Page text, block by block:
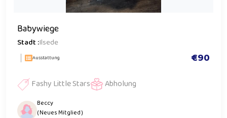
Babywiege
Stadt :Ilsede
Ausstattung €90
Fashy Little Stars Abholung
Beccy
( Neues Mitglied )